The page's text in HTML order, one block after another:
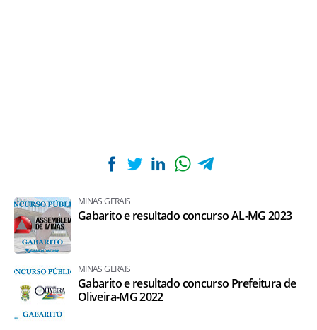
MINAS GERAIS
Gabarito e resultado concurso AL-MG 2023
MINAS GERAIS
Gabarito e resultado concurso Prefeitura de
Oliveira-MG 2022